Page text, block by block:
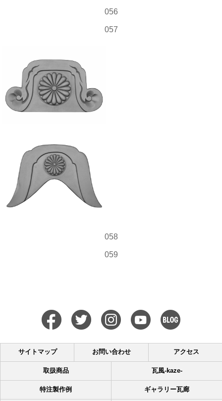
056
057
058
059
サイトマップ お問い合わせ アクセス
取扱商品 瓦風-kaze-
特注製作例 ギャラリー瓦廊